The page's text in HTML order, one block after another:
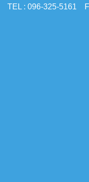
TEL : 096-325-5161